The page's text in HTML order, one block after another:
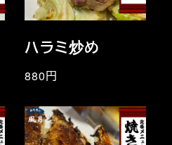
ハラミ炒め
880円